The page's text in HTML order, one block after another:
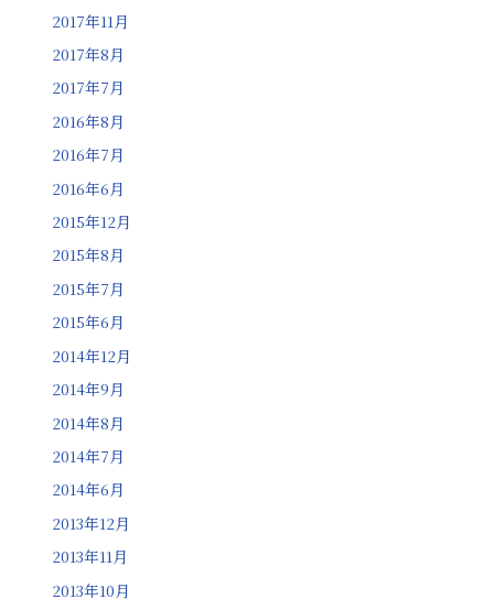
2017年11月
2017年8月
2017年7月
2016年8月
2016年7月
2016年6月
2015年12月
2015年8月
2015年7月
2015年6月
2014年12月
2014年9月
2014年8月
2014年7月
2014年6月
2013年12月
2013年11月
2013年10月